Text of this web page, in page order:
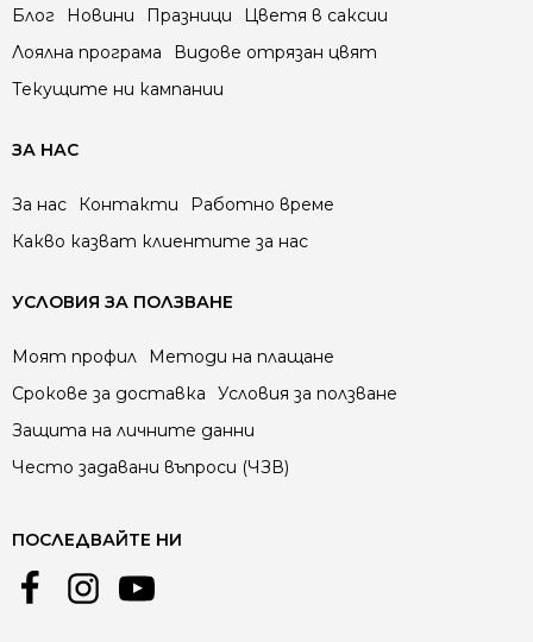
Блог Новини Празници
Цветя в саксии
Лоялна програма
Видове отрязан цвят
Текущите ни кампании
ЗА НАС
За нас Контакти
Работно време
Какво казват клиентите за нас
УСЛОВИЯ ЗА ПОЛЗВАНЕ
Моят профил
Методи на плащане
Срокове за доставка
Условия за ползване
Защита на личните данни
Често задавани въпроси (ЧЗВ)
ПОСЛЕДВАЙТЕ НИ